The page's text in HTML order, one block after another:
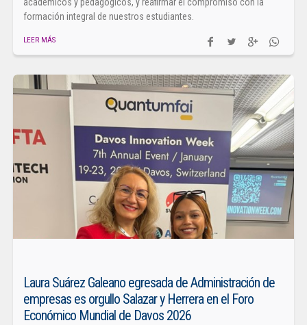
formación integral de nuestros estudiantes.
LEER MÁS
Laura Suárez Galeano egresada de Administración de
empresas es orgullo Salazar y Herrera en el Foro
Económico Mundial de Davos 2026